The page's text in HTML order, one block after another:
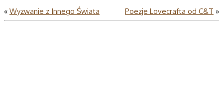
« Wyzwanie z Innego Świata Poezje Lovecrafta od C&T »